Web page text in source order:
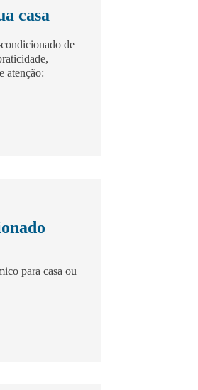
casa
de
atenção:
para casa ou